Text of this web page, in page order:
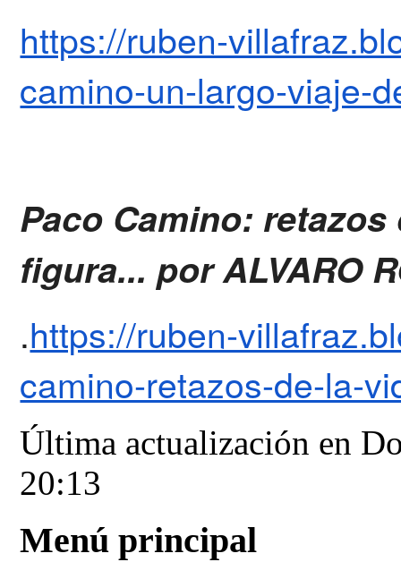
https://ruben-
camino-un-largo-viaje-
Paco Camino:
figura... por ALVARO
.https://ruben-
camino-retazos-de-la-
Última actualización en
20:13
Menú principal